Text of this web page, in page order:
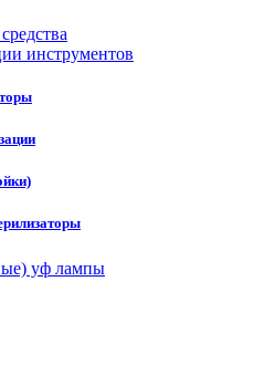
инструментов
уф лампы